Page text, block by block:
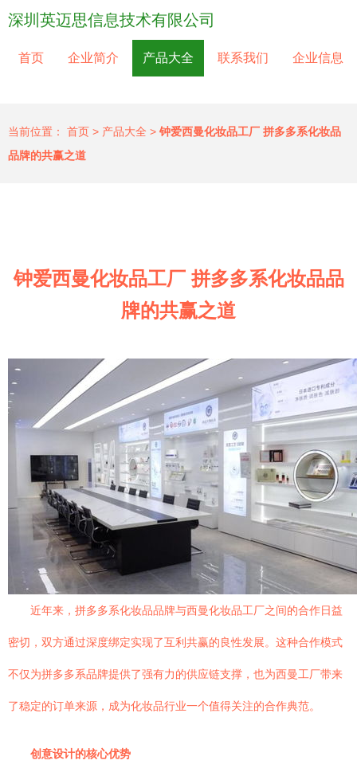
深圳英迈思信息技术有限公司
首页 企业简介 产品大全 联系我们 企业信息
当前位置： 首页 > 产品大全 > 钟爱西曼化妆品工厂 拼多多系化妆品
品牌的共赢之道
钟爱西曼化妆品工厂 拼多多系化妆品品
牌的共赢之道
近年来，拼多多系化妆品品牌与西曼化妆品工厂之间的合作日益
密切，双方通过深度绑定实现了互利共赢的良性发展。这种合作模式
不仅为拼多多系品牌提供了强有力的供应链支撑，也为西曼工厂带来
了稳定的订单来源，成为化妆品行业一个值得关注的合作典范。
创意设计的核心优势